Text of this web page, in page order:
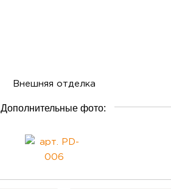
Дополнительные фото: